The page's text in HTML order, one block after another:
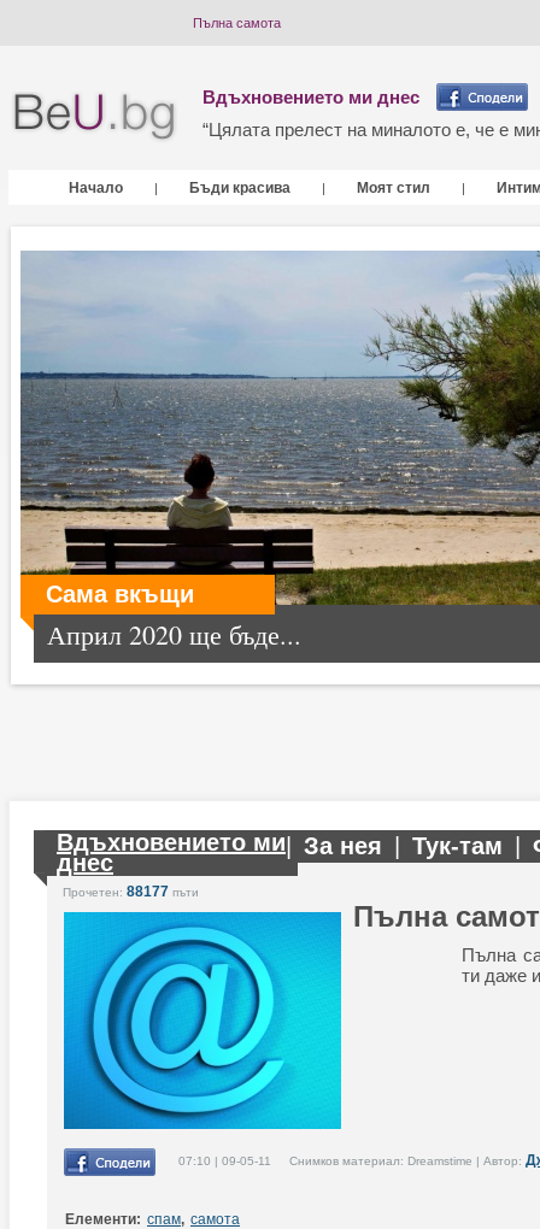
Пълна самота
Вдъхновението ми днес
“Цялата прелест на миналото е, че е
Начало | Бъди красива | Моят стил |
Сама вкъщи
Април 2020 ще бъде...
Вдъхновението ми
днес
За нея Тук-там
Прочетен: 88177 пъти
Пълна
Пълна
ти даже
07:10 | 09-05-11 Снимков материал: Dreamstime | Автор:
Елементи: спам, самота